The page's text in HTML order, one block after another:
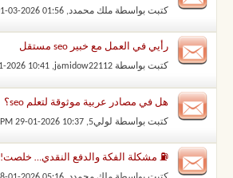
كتبت بواسطة ملك محمدد‏, 01-03-2026 01:56 PM
رأيي في العمل مع خبير seo مستقل
كتبت بواسطة midow22112ةj ‏, 29-01-2026 10:41 PM
هل في مصادر عربية موثوقة لتعلم seo؟
كتبت بواسطة لولي5 ‏, 29-01-2026 10:37 PM
⛽ مشكلة الفكة والدفع النقدي… خلصت!